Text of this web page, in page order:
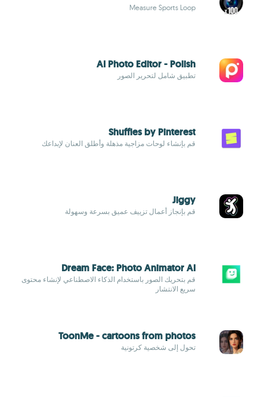
Measure Sports Loop
AI Photo Editor - Polish
تطبيق شامل لتحرير الصور
Shuffles by Pinterest
قم بإنشاء لوحات مزاجية مذهلة وأطلق العنان لإبداعك
Jiggy
قم بإنجاز أعمال تزييف عميق بسرعة وسهولة
Dream Face: Photo Animator AI
قم بتحريك الصور باستخدام الذكاء الاصطناعي لإنشاء محتوى
سريع الانتشار
ToonMe - cartoons from photos
تحول إلى شخصية كرتونية